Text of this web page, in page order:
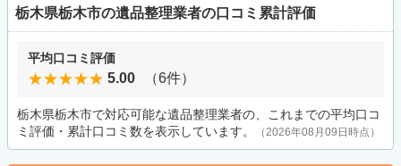
栃木県栃木市の遺品整理業者の口コミ累計評価
平均口コミ評価
5.00 （6件）
栃木県栃木市で対応可能な遺品整理業者の、これまでの平均口コ
ミ評価・累計口コミ数を表示しています。
（2026年08月09日時点）